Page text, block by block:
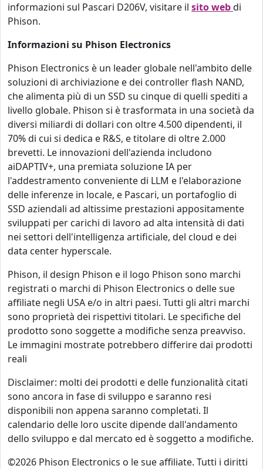
informazioni sul Pascari D206V, visitare il sito webdi
Phison.
Informazioni su Phison Electronics
Phison Electronics è un leader globale nell'ambito delle
soluzioni di archiviazione e dei controller flash NAND,
che alimenta più di un SSD su cinque di quelli spediti a
livello globale. Phison si è trasformata in una società da
diversi miliardi di dollari con oltre 4.500 dipendenti, il
70% di cui si dedica e R&S, e titolare di oltre 2.000
brevetti. Le innovazioni dell'azienda includono
aiDAPTIV+, una premiata soluzione IA per
l'addestramento conveniente di LLM e l'elaborazione
delle inferenze in locale, e Pascari, un portafoglio di
SSD aziendali ad altissime prestazioni appositamente
sviluppati per carichi di lavoro ad alta intensità di dati
nei settori dell'intelligenza artificiale, del cloud e dei
data center hyperscale.
Phison, il design Phison e il logo Phison sono marchi
registrati o marchi di Phison Electronics o delle sue
affiliate negli USA e/o in altri paesi. Tutti gli altri marchi
sono proprietà dei rispettivi titolari. Le specifiche del
prodotto sono soggette a modifiche senza preavviso.
Le immagini mostrate potrebbero differire dai prodotti
reali
Disclaimer: molti dei prodotti e delle funzionalità citati
sono ancora in fase di sviluppo e saranno resi
disponibili non appena saranno completati. Il
calendario delle loro uscite dipende dall'andamento
dello sviluppo e dal mercato ed è soggetto a modifiche.
©2026 Phison Electronics o le sue affiliate. Tutti i diritti